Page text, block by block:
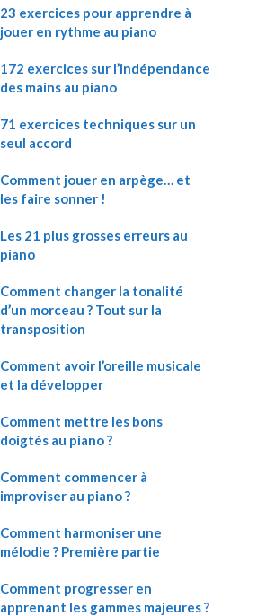
23 exercices pour apprendre à
jouer en rythme au piano
172 exercices sur l’indépendance
des mains au piano
71 exercices techniques sur un
seul accord
Comment jouer en arpège… et
les faire sonner !
Les 21 plus grosses erreurs au
piano
Comment changer la tonalité
d’un morceau ? Tout sur la
transposition
Comment avoir l’oreille musicale
et la développer
Comment mettre les bons
doigtés au piano ?
Comment commencer à
improviser au piano ?
Comment harmoniser une
mélodie ? Première partie
Comment progresser en
apprenant les gammes majeures ?